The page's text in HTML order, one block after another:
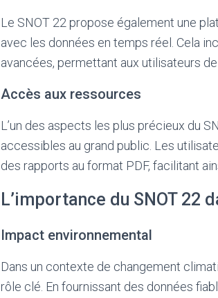
Le SNOT 22 propose également une
avec les données en temps réel. Cela
avancées, permettant aux utilisateurs
Accès aux ressources
L’un des aspects les plus précieux du
accessibles au grand public. Les
des rapports au format PDF, facilitant
L’importance du SNOT 22
Impact environnemental
Dans un contexte de changement
rôle clé. En fournissant des données